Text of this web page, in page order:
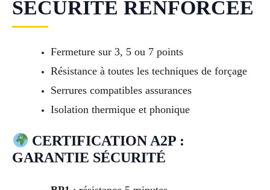
SÉCURITÉ RENFORCÉE
Fermeture sur 3, 5 ou 7 points
Résistance à toutes les techniques de forçage
Serrures compatibles assurances
Isolation thermique et phonique
CERTIFICATION A2P :
GARANTIE SÉCURITÉ